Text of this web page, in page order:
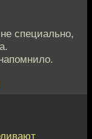
специально,